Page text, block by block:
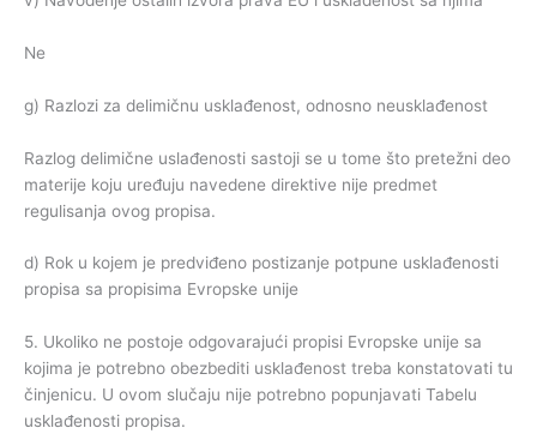
Ne
g) Razlozi za delimičnu usklađenost, odnosno neusklađenost
Razlog delimične uslađenosti sastoji se u tome što pretežni deo
materije koju uređuju navedene direktive nije predmet
regulisanja ovog propisa.
d) Rok u kojem je predviđeno postizanje potpune usklađenosti
propisa sa propisima Evropske unije
5. Ukoliko ne postoje odgovarajući propisi Evropske unije sa
kojima je potrebno obezbediti usklađenost treba konstatovati tu
činjenicu. U ovom slučaju nije potrebno popunjavati Tabelu
usklađenosti propisa.